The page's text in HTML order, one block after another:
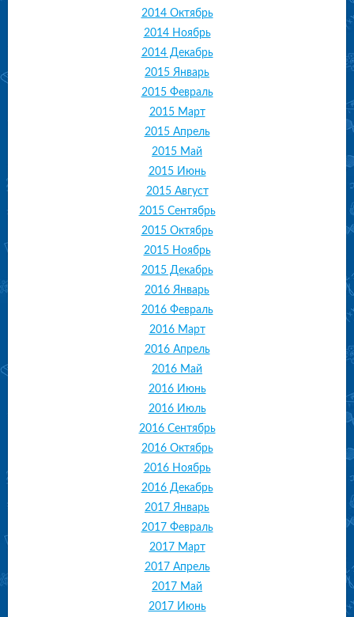
2014 Октябрь
2014 Ноябрь
2014 Декабрь
2015 Январь
2015 Февраль
2015 Март
2015 Апрель
2015 Май
2015 Июнь
2015 Август
2015 Сентябрь
2015 Октябрь
2015 Ноябрь
2015 Декабрь
2016 Январь
2016 Февраль
2016 Март
2016 Апрель
2016 Май
2016 Июнь
2016 Июль
2016 Сентябрь
2016 Октябрь
2016 Ноябрь
2016 Декабрь
2017 Январь
2017 Февраль
2017 Март
2017 Апрель
2017 Май
2017 Июнь